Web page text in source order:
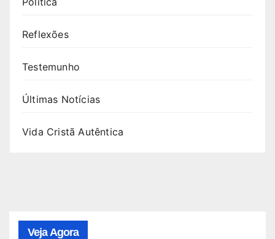
Reflexões
Testemunho
Últimas Notícias
Vida Cristã Autêntica
Veja Agora